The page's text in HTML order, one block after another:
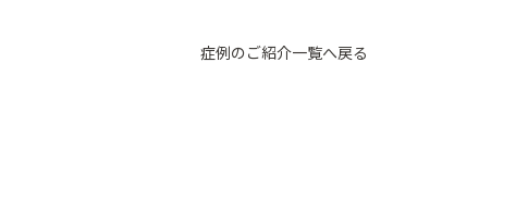
症例のご紹介一覧へ戻る